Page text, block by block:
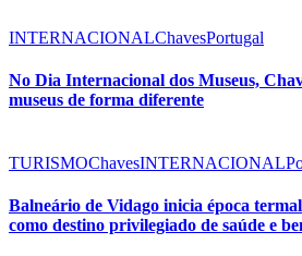
INTERNACIONALChavesPortugal
No Dia Internacional dos Museus,
museus de forma diferente
TURISMOChavesINTERNACIONAL
Balneário de Vidago inicia época
como destino privilegiado de saúde e